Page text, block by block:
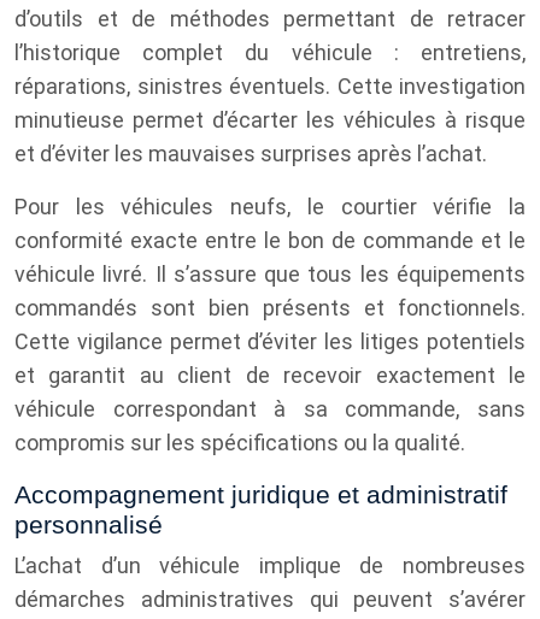
d’outils et de méthodes permettant de retracer
l’historique complet du véhicule : entretiens,
réparations, sinistres éventuels. Cette investigation
minutieuse permet d’écarter les véhicules à risque
et d’éviter les mauvaises surprises après l’achat.
Pour les véhicules neufs, le courtier vérifie la
conformité exacte entre le bon de commande et le
véhicule livré. Il s’assure que tous les équipements
commandés sont bien présents et fonctionnels.
Cette vigilance permet d’éviter les litiges potentiels
et garantit au client de recevoir exactement le
véhicule correspondant à sa commande, sans
compromis sur les spécifications ou la qualité.
Accompagnement juridique et administratif
personnalisé
L’achat d’un véhicule implique de nombreuses
démarches administratives qui peuvent s’avérer